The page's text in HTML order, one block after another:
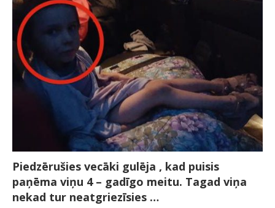
Piedzērušies vecāki gulēja , kad puisis
paņēma viņu 4 – gadīgo meitu. Tagad viņa
nekad tur neatgriezīsies …